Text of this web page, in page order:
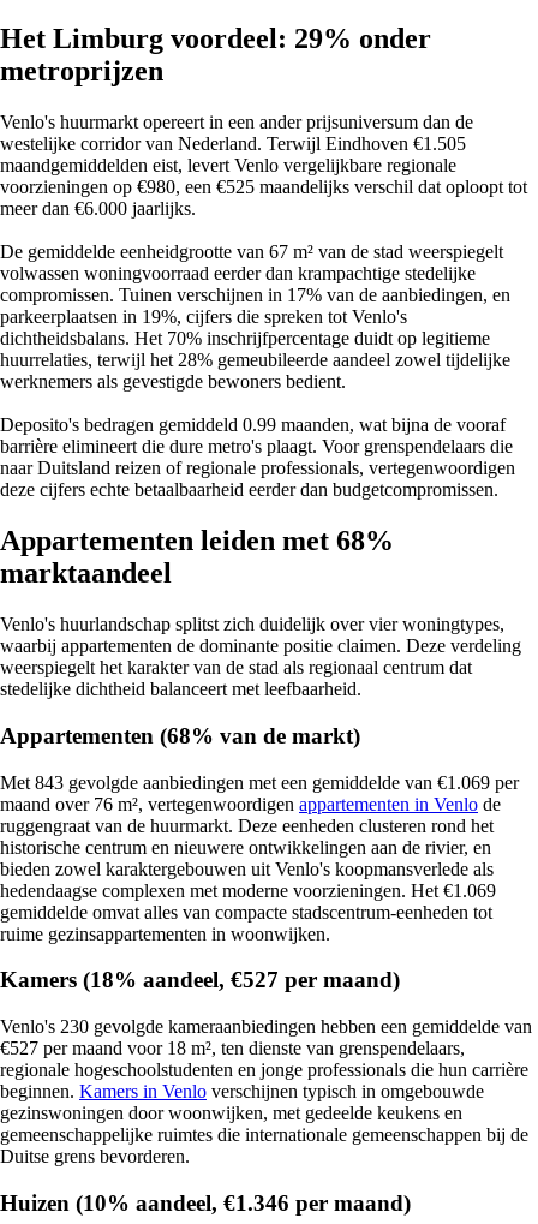
Het Limburg voordeel: 29% onder
metroprijzen
Venlo's huurmarkt opereert in een ander prijsuniversum dan de
westelijke corridor van Nederland. Terwijl Eindhoven €1.505
maandgemiddelden eist, levert Venlo vergelijkbare regionale
voorzieningen op €980, een €525 maandelijks verschil dat oploopt tot
meer dan €6.000 jaarlijks.
De gemiddelde eenheidgrootte van 67 m² van de stad weerspiegelt
volwassen woningvoorraad eerder dan krampachtige stedelijke
compromissen. Tuinen verschijnen in 17% van de aanbiedingen, en
parkeerplaatsen in 19%, cijfers die spreken tot Venlo's
dichtheidsbalans. Het 70% inschrijfpercentage duidt op legitieme
huurrelaties, terwijl het 28% gemeubileerde aandeel zowel tijdelijke
werknemers als gevestigde bewoners bedient.
Deposito's bedragen gemiddeld 0.99 maanden, wat bijna de vooraf
barrière elimineert die dure metro's plaagt. Voor grenspendelaars die
naar Duitsland reizen of regionale professionals, vertegenwoordigen
deze cijfers echte betaalbaarheid eerder dan budgetcompromissen.
Appartementen leiden met 68%
marktaandeel
Venlo's huurlandschap splitst zich duidelijk over vier woningtypes,
waarbij appartementen de dominante positie claimen. Deze verdeling
weerspiegelt het karakter van de stad als regionaal centrum dat
stedelijke dichtheid balanceert met leefbaarheid.
Appartementen (68% van de markt)
Met 843 gevolgde aanbiedingen met een gemiddelde van €1.069 per
maand over 76 m², vertegenwoordigen appartementen in Venlo de
ruggengraat van de huurmarkt. Deze eenheden clusteren rond het
historische centrum en nieuwere ontwikkelingen aan de rivier, en
bieden zowel karaktergebouwen uit Venlo's koopmansverlede als
hedendaagse complexen met moderne voorzieningen. Het €1.069
gemiddelde omvat alles van compacte stadscentrum-eenheden tot
ruime gezinsappartementen in woonwijken.
Kamers (18% aandeel, €527 per maand)
Venlo's 230 gevolgde kameraanbiedingen hebben een gemiddelde van
€527 per maand voor 18 m², ten dienste van grenspendelaars,
regionale hogeschoolstudenten en jonge professionals die hun carrière
beginnen. Kamers in Venlo verschijnen typisch in omgebouwde
gezinswoningen door woonwijken, met gedeelde keukens en
gemeenschappelijke ruimtes die internationale gemeenschappen bij de
Duitse grens bevorderen.
Huizen (10% aandeel, €1.346 per maand)